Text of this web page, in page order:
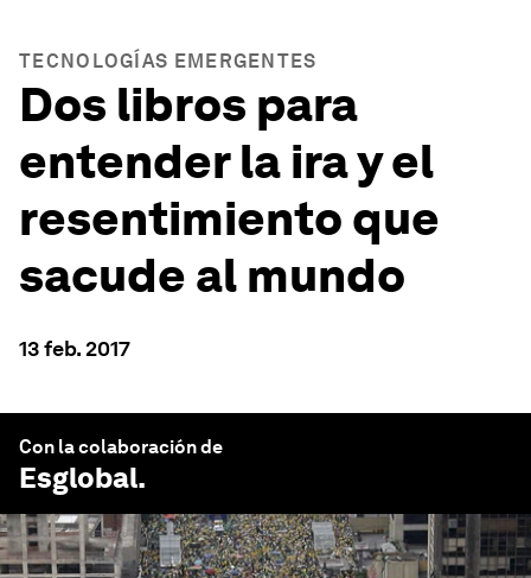
TECNOLOGÍAS EMERGENTES
Dos libros para
entender la ira y el
resentimiento que
sacude al mundo
13 feb. 2017
Con la colaboración de
Esglobal.